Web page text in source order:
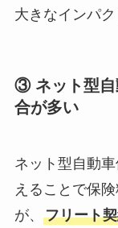
大きなインパク
③ ネット型自
合が多い
ネット型自動
えることで保
が、 フリート